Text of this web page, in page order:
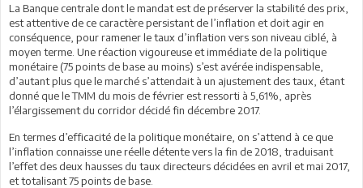
La Banque centrale dont le mandat est de préserver la stabilité des prix,
est attentive de ce caractère persistant de l’inflation et doit agir en
conséquence, pour ramener le taux d’inflation vers son niveau ciblé, à
moyen terme. Une réaction vigoureuse et immédiate de la politique
monétaire (75 points de base au moins) s’est avérée indispensable,
d’autant plus que le marché s’attendait à un ajustement des taux, étant
donné que le TMM du mois de février est ressorti à 5,61%, après
l’élargissement du corridor décidé fin décembre 2017.
En termes d’efficacité de la politique monétaire, on s’attend à ce que
l’inflation connaisse une réelle détente vers la fin de 2018, traduisant
l’effet des deux hausses du taux directeurs décidées en avril et mai 2017,
et totalisant 75 points de base.